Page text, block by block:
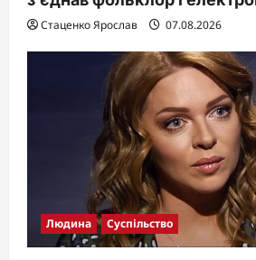
Стаценко Ярослав 07.08.2026
Людина Суспільство